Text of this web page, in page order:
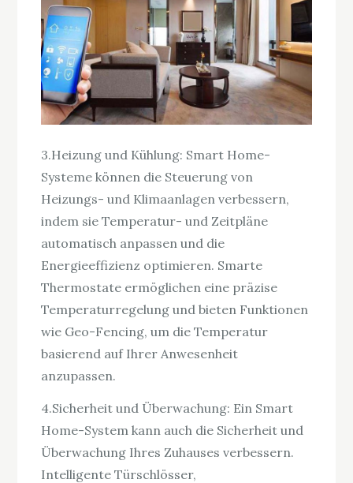
3.Heizung und Kühlung: Smart Home-
Systeme können die Steuerung von
Heizungs- und Klimaanlagen verbessern,
indem sie Temperatur- und Zeitpläne
automatisch anpassen und die
Energieeffizienz optimieren. Smarte
Thermostate ermöglichen eine präzise
Temperaturregelung und bieten Funktionen
wie Geo-Fencing, um die Temperatur
basierend auf Ihrer Anwesenheit
anzupassen.
4.Sicherheit und Überwachung: Ein Smart
Home-System kann auch die Sicherheit und
Überwachung Ihres Zuhauses verbessern.
Intelligente Türschlösser,